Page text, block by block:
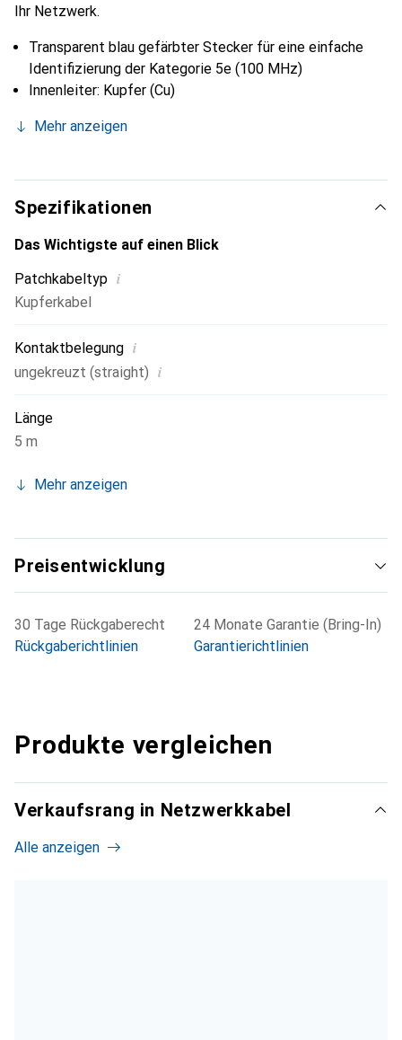
Ihr Netzwerk.
Transparent blau gefärbter Stecker für eine einfache
Identifizierung der Kategorie 5e (100 MHz)
Innenleiter: Kupfer (Cu)
Mehr anzeigen
Spezifikationen
Das Wichtigste auf einen Blick
Patchkabeltyp i
Kupferkabel
Kontaktbelegung i
ungekreuzt (straight) i
Länge
5 m
Mehr anzeigen
Preisentwicklung
30 Tage Rückgaberecht
Rückgaberichtlinien
24 Monate Garantie (Bring-In)
Garantierichtlinien
Produkte vergleichen
Verkaufsrang in Netzwerkkabel
Alle anzeigen